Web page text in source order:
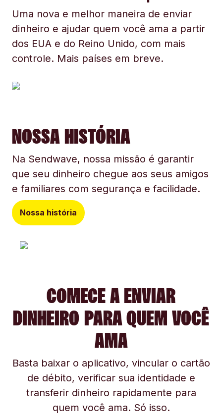
Uma nova e melhor maneira de enviar
dinheiro e ajudar quem você ama a partir
dos EUA e do Reino Unido, com mais
controle. Mais países em breve.
NOSSA HISTÓRIA
Na Sendwave, nossa missão é garantir
que seu dinheiro chegue aos seus amigos
e familiares com segurança e facilidade.
Nossa história
COMECE A ENVIAR
DINHEIRO PARA QUEM VOCÊ
AMA
Basta baixar o aplicativo, vincular o cartão
de débito, verificar sua identidade e
transferir dinheiro rapidamente para
quem você ama. Só isso.